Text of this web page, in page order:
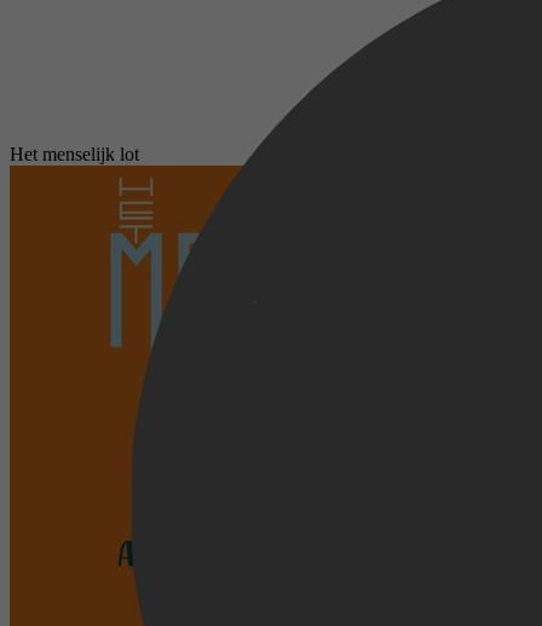
Het menselijk lot